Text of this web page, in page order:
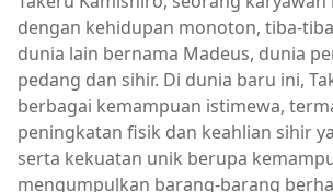
dengan kehidupan monoton, tiba-
dunia lain bernama Madeus, dunia
pedang dan sihir. Di dunia baru ini,
berbagai kemampuan istimewa,
peningkatan fisik dan keahlian sihir
serta kekuatan unik berupa
mengumpulkan barang-barang